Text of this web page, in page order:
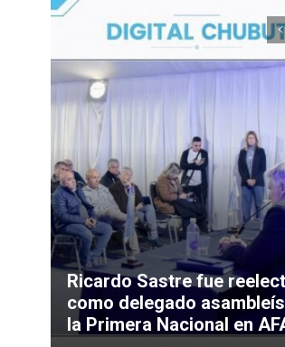
Ricardo Sastre fue
como delegado
la Primera Nacional en